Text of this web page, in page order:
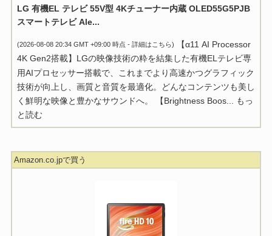
LG 有機EL テレビ 55V型 4Kチューナー内蔵 OLED55G5PJB
スマートテレビ Ale...
(2026-08-08 20:34 GMT +09:00 時点 - 詳細はこちら)
【α11 AI Processor
4K Gen2搭載】LGの映像技術の粋を結集した有機ELテレビ専
用AIプロセッサー搭載で、これまでより高速かつグラフィック
技術が向上し、画質と音質を最適化。どんなコンテンツも美し
く鮮明な映像と豊かなサウンドへ。 【Brightness Boos... もっ
と読む
Amazon.co.jpで買う